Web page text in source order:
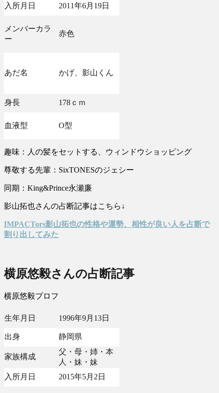
入所月日 2011年6月19日
メンバーカラ
ー
赤色
あだ名 かげ、影山くん
身長 178ｃｍ
血液型 O型
趣味：人の髪をセットする、ウィンドウショッピング
尊敬する先輩：SixTONESのジェシー
同期：King&Prince永瀬廉
影山拓也さんの占断記事はこちら↓
IMPACTors影山拓也の性格や運勢、相性が良い人を占断で
割り出してみた
横原悠毅さんの占断記事
横原悠毅プロフ
生年月日 1996年9月13日
出身 静岡県
家族構成
父・母・姉・本
人・妹・妹
入所月日
2015年5月2日